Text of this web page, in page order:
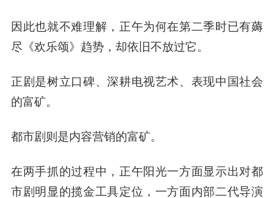
因此也就不难理解，正午为何在第二季时已有薅
尽《欢乐颂》趋势，却依旧不放过它。
正剧是树立口碑、深耕电视艺术、表现中国社会
的富矿。
都市剧则是内容营销的富矿。
在两手抓的过程中，正午阳光一方面显示出对都
市剧明显的揽金工具定位，一方面内部二代导演